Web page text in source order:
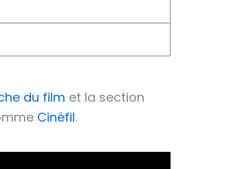
du film et la section
Cinéfil.